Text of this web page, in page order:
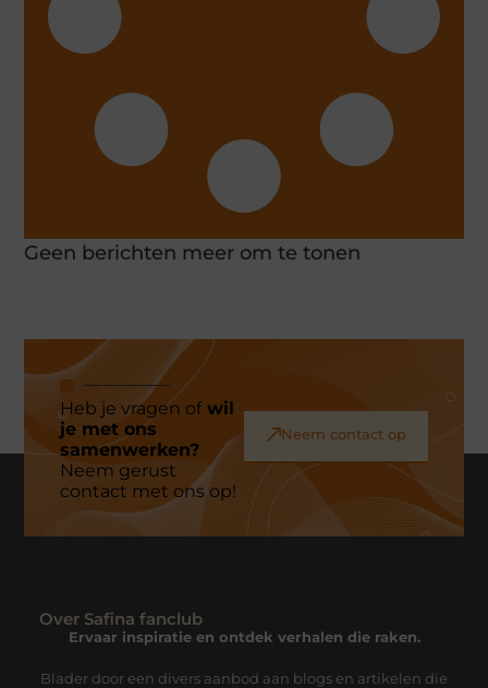
Geen berichten meer om te tonen
Heb je vragen ofwil
je met ons
samenwerken?
Neem gerust
contact met ons op!
Neem contact op
Over Safina fanclub
Ervaar inspiratie en ontdek verhalen die raken.
Blader door een divers aanbod aan blogs en artikelen die